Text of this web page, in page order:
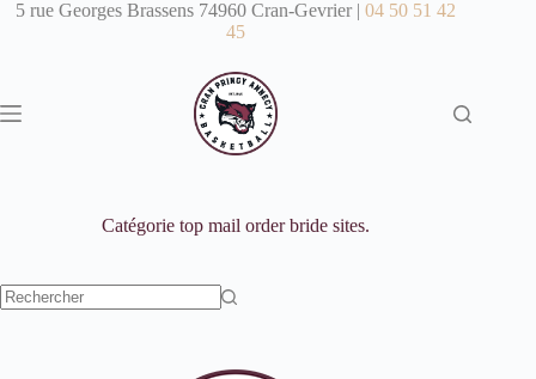
Passer
5 rue Georges Brassens 74960 Cran-Gevrier |04 50 51 42
45
Catégorie top mail order bride sites.